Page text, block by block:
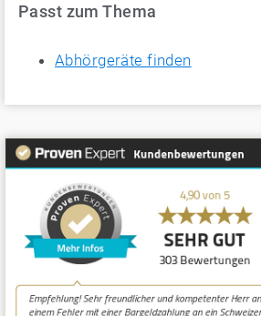
Passt zum Thema
Abhörgeräte finden